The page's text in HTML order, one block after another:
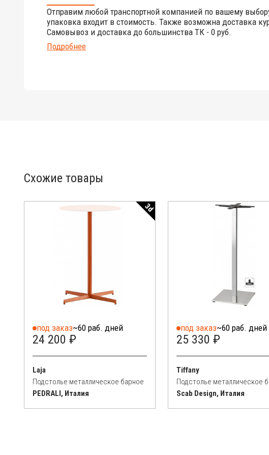
Отправим любой транспортной компанией по вашему
упаковка входит в стоимость. Также возможна доставка
Самовывоз и доставка до большинства ТК - 0 руб.
Подробнее
Схожие товары
3d
под заказ~60 раб. дней
24 200 ₽
Laja
Подстолье металлическое барное
PEDRALI, Италия
под заказ~60 раб. дней
25 330 ₽
Tiffany
Подстолье металлическое
Scab Design, Италия